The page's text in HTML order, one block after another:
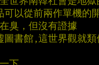
可以從前兩作單機的
臭，但沒有證據
書館,這世界觀就類